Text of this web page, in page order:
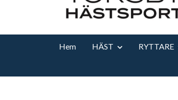
Hem HÄST RYTTARE